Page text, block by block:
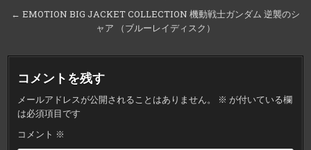
ナ
ゲ
ー
シ
ョ
ン
← EMOTION BIG JACKET COLLECTION 機動戦士ガンダム 逆襲のシ
ャア （ブルーレイディスク）
コメントを残す
メールアドレスが公開されることはありません。 ※ が付いている欄
は必須項目です
コメント ※